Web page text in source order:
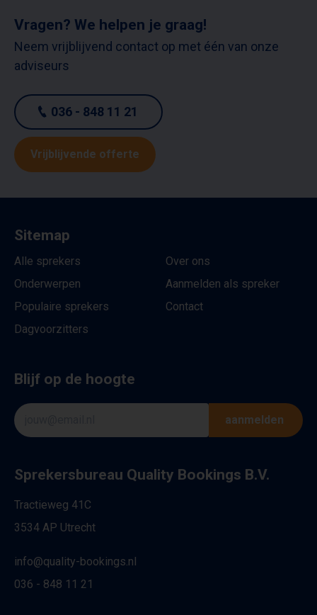
Vragen? We helpen je graag!
Neem vrijblijvend contact op met één van onze
adviseurs
036 - 848 11 21
Vrijblijvende offerte
Sitemap
Alle sprekers
Onderwerpen
Populaire sprekers
Dagvoorzitters
Over ons
Aanmelden als spreker
Contact
Blijf op de hoogte
aanmelden
Sprekersbureau Quality Bookings B.V.
Tractieweg 41C
3534 AP Utrecht
info@quality-bookings.nl
036 - 848 11 21